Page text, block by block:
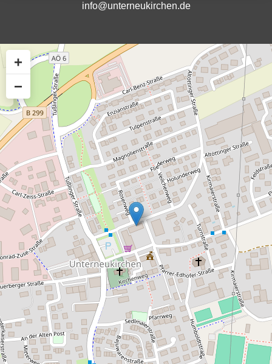
info@unterneukirchen.de
+
−